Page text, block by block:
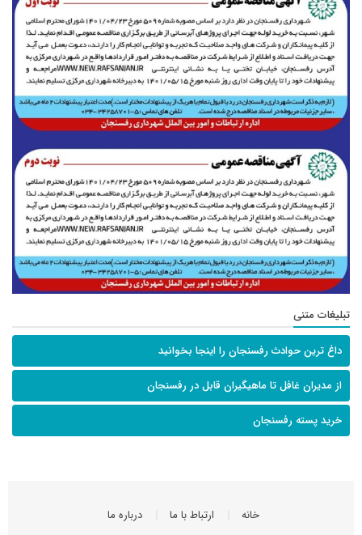
تبلیغات متنی
داغ ترین حوادث رفسنجان را اینجا بخوانید
از مدیران غافل تا ماهیگیران قابل در رفسنجان
خرید پسته رفسنجان
خانه ارتباط با ما درباره ما